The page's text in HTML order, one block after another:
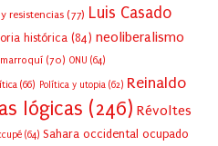
resistencias (77) Luis Casado
histórica (84) neoliberalismo
(70) ONU (64)
(66) Política y utopia (62) Reinaldo
lógicas (246) Révoltes
(64) Sahara occidental ocupado